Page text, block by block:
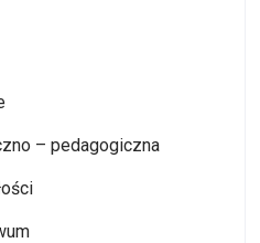
– pedagogiczna